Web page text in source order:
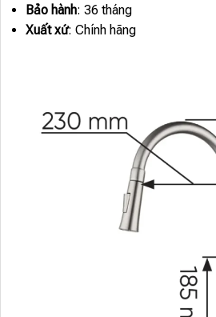
Bảo hành: 36 tháng
Xuất xứ: Chính hãng